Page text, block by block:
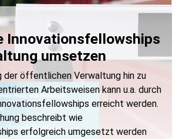
Innovationsfellowships
umsetzen
der öffentlichen Verwaltung hin zu
Arbeitsweisen kann u.a. durch
erreicht werden.
beschreibt wie
erfolgreich umgesetzt werden